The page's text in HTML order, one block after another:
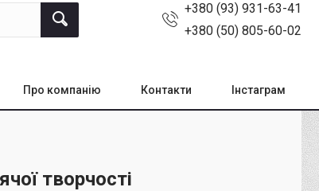
+380 (93) 931-63-41
+380 (50) 805-60-02
Про компанію Контакти Інстаграм
творчості